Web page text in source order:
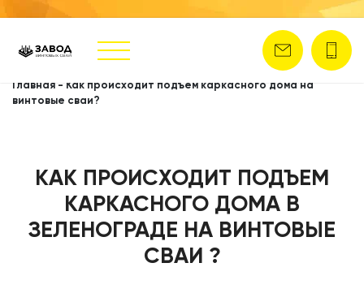
Главная - Как происходит подъем каркасного дома на
винтовые сваи?
КАК ПРОИСХОДИТ ПОДЪЕМ
КАРКАСНОГО ДОМА В
ЗЕЛЕНОГРАДЕ НА ВИНТОВЫЕ
СВАИ ?